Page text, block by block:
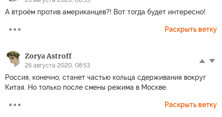
А втроём против американцев?! Вот тогда будет интересно!
Раскрыть ветку
Zorya Astroff
26 августа 2020, 08:53
Россия, конечно, станет частью кольца сдерживания вокруг
Китая. Но только после смены режима в Москве.
Раскрыть ветку